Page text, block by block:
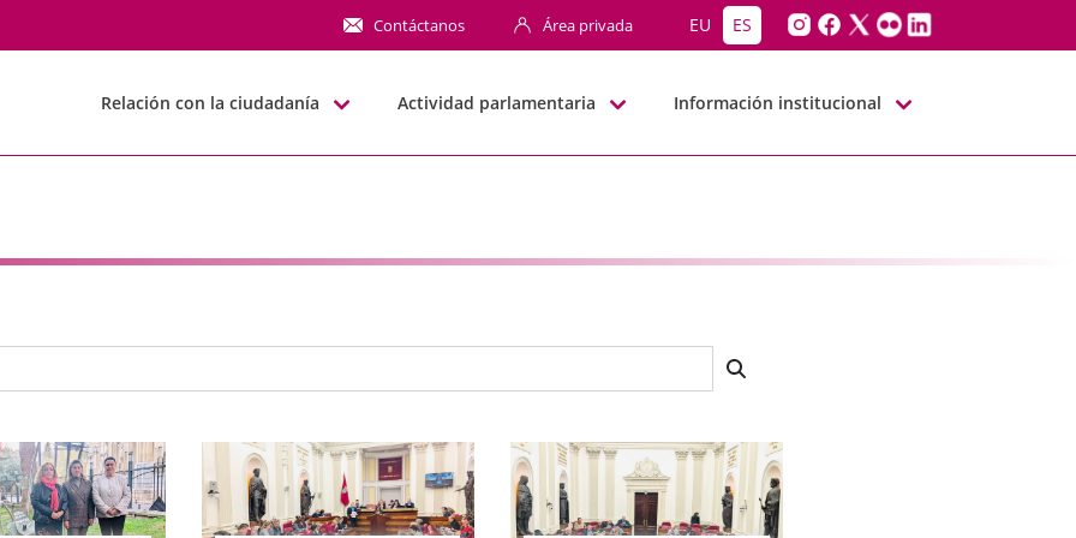
Contáctanos Área privada EU ES
Relación con la ciudadanía Actividad parlamentaria Información institucional
búsqueda